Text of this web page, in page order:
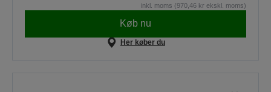
inkl. moms (970,46 kr ekskl. moms)
Køb nu
Her køber du